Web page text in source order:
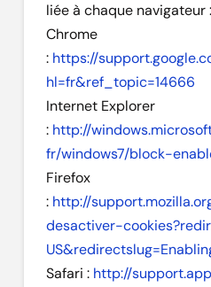
liée à chaque navigateur :
Chrome
: https://
hl=fr&ref_topic=14666
Internet Explorer
: http://
fr/windows7/block-
Firefox
: http://
desactiver-
Safari : http://